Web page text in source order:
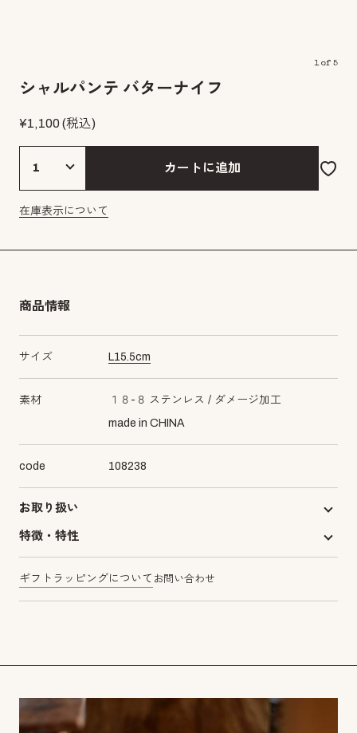
1of 5
シャルパンテ バターナイフ
¥1,100(税込)
カートに追加
在庫表示について
商品情報
サイズ L15.5cm
素材 １８-８ ステンレス
ダメージ加工
made in CHINA
code 108238
お取り扱い
特徴・特性
ギフトラッピングについて お問い合わせ